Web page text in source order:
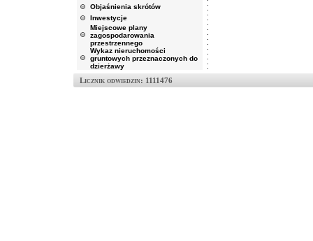
Objaśnienia skrótów
Inwestycje
Miejscowe plany
zagospodarowania
przestrzennego
Wykaz nieruchomości
gruntowych przeznaczonych do
dzierżawy
Licznik odwiedzin: 1111476